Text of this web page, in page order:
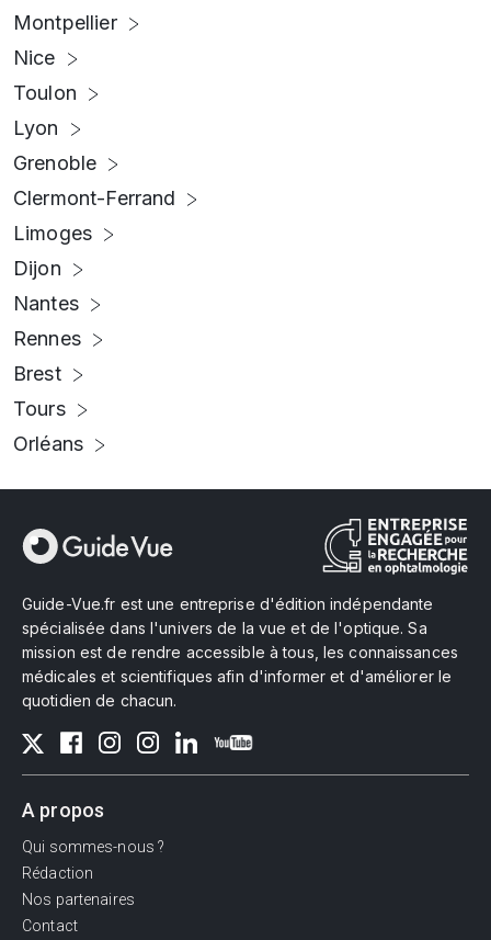
Montpellier
Nice
Toulon
Lyon
Grenoble
Clermont-Ferrand
Limoges
Dijon
Nantes
Rennes
Brest
Tours
Orléans
Guide-Vue.fr est une entreprise d'édition indépendante
spécialisée dans l'univers de la vue et de l'optique. Sa
mission est de rendre accessible à tous, les connaissances
médicales et scientifiques afin d'informer et d'améliorer le
quotidien de chacun.
A propos
Qui sommes-nous ?
Rédaction
Nos partenaires
Contact